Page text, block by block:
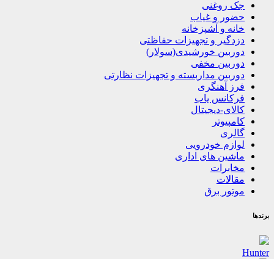
جک روغنی
حضور و غیاب
خانه و آشپزخانه
دزدگیر و تجهیزات حفاظتی
دوربین خورشیدی(سولار)
دوربین مخفی
دوربین مداربسته و تجهیزات نظارتی
فرز آهنگری
فرکانس یاب
کالای-دیجیتال
کامپیوتر
گالری
لوازم خودرویی
ماشین های اداری
مخابرات
مقالات
موتور برق
برندها
Hunter